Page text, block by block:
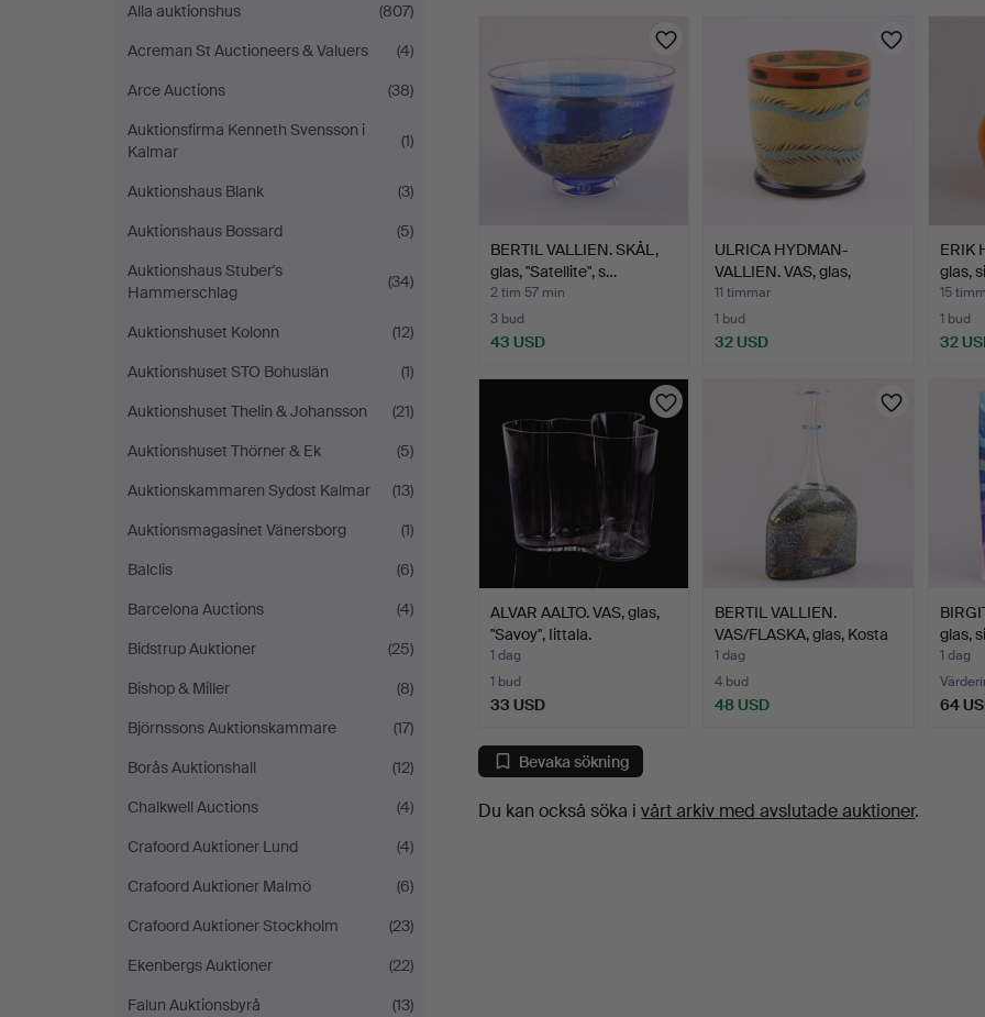
Alla auktionshus
(807)
Acreman St Auctioneers & Valuers
(4)
Arce Auctions
(38)
Auktionsfirma Kenneth Svensson i
Kalmar
(1)
Auktionshaus Blank
(3)
Auktionshaus Bossard
(5)
Auktionshaus Stuber's
Hammerschlag
(34)
Auktionshuset Kolonn
(12)
Auktionshuset STO Bohuslän
(1)
Auktionshuset Thelin & Johansson
(21)
Auktionshuset Thörner & Ek
(5)
Auktionskammaren Sydost Kalmar
(13)
Auktionsmagasinet Vänersborg
(1)
Balclis
(6)
Barcelona Auctions
(4)
Bidstrup Auktioner
(25)
Bishop & Miller
(8)
Björnssons Auktionskammare
(17)
Borås Auktionshall
(12)
Chalkwell Auctions
(4)
Crafoord Auktioner Lund
(4)
Crafoord Auktioner Malmö
(6)
Crafoord Auktioner Stockholm
(23)
Ekenbergs Auktioner
(22)
Falun Auktionsbyrå
(13)
BERTIL VALLIEN. SKÅL,
glas, "Satellite", s…
2 tim 57 min
3 bud
43 USD
ULRICA HYDMAN-
VALLIEN. VAS, glas,
"Nevada"…
11 timmar
1 bud
32 USD
ERIK
glas,
15
1 bud
32
ALVAR AALTO. VAS, glas,
"Savoy", Iittala.
1 dag
1 bud
33 USD
BERTIL VALLIEN.
VAS/FLASKA, glas, Kosta
Bo…
1 dag
4 bud
48 USD
glas,
1 dag
64
Bevaka sökning
Du kan också söka ivårt arkiv med avslutade auktioner.